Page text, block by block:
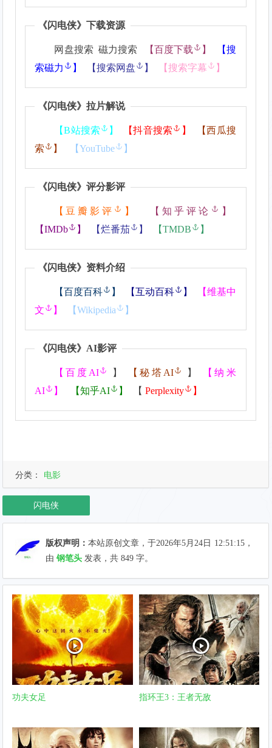
《闪电侠》下载资源
网盘搜索 磁力搜索 【百度下载 】 【搜
索磁力
】 【搜索网盘 】 【搜索字幕 】
《闪电侠》拉片解说
【B站搜索 】 【抖音搜索 】 【西瓜搜
索
】 【YouTube 】
《闪电侠》评分影评
【 豆瓣影评 】 【知乎评论
】
【IMDb 】 【烂番茄 】 【TMDB 】
《闪电侠》资料介绍
【百度百科 】 【互动百科 】 【维基中
文
】 【Wikipedia 】
《闪电侠》AI影评
【百度AI 】 【秘塔AI 】 【纳米
AI
】 【知乎AI 】 【Perplexity 】
分类： 电影
闪电侠
版权声明：本站原创文章，于2026年5月24日 12:51:15 ，
由钢笔头 发表，共 849 字。
功夫女足 指环王3：王者无敌